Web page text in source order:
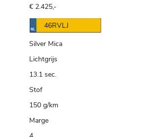
€ 2.425,-
46RVLJ
Silver Mica
Lichtgrijs
13.1 sec.
Stof
150 g/km
Marge